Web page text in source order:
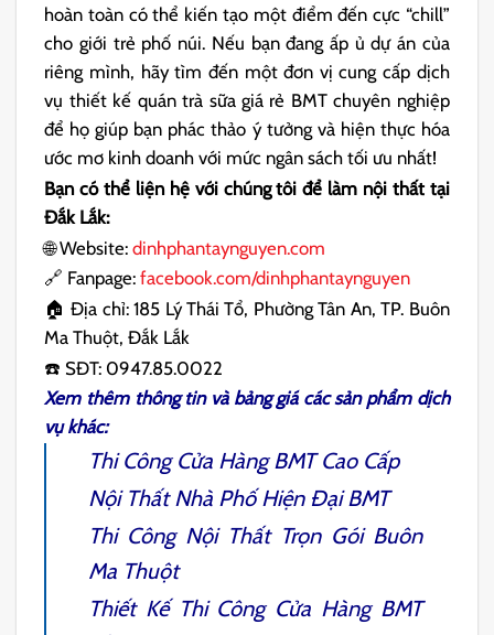
hoàn toàn có thể kiến tạo một điểm đến cực “chill”
cho giới trẻ phố núi. Nếu bạn đang ấp ủ dự án của
riêng mình, hãy tìm đến một đơn vị cung cấp dịch
vụ thiết kế quán trà sữa giá rẻ BMT chuyên nghiệp
để họ giúp bạn phác thảo ý tưởng và hiện thực hóa
ước mơ kinh doanh với mức ngân sách tối ưu nhất!
Bạn có thể liện hệ với chúng tôi để làm nội thất tại
Đắk Lắk:
🌐 Website:dinhphantaynguyen.com
🔗 Fanpage: facebook.com/dinhphantaynguyen
🏠 Địa chỉ: 185 Lý Thái Tổ, Phường Tân An, TP. Buôn
Ma Thuột, Đắk Lắk
☎️ SĐT: 0947.85.0022
Xem thêm thông tin và bảng giá các sản phẩm dịch
vụ khác:
Thi Công Cửa Hàng BMT Cao Cấp
Nội Thất Nhà Phố Hiện Đại BMT
Thi Công Nội Thất Trọn Gói Buôn
Ma Thuột
Thiết Kế Thi Công Cửa Hàng BMT